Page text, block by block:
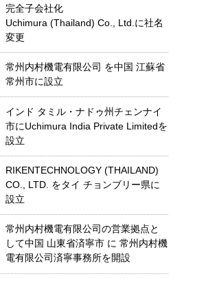
完全子会社化
Uchimura (Thailand) Co., Ltd.に社名
変更
常州内村機電有限公司 を中国 江蘇省
常州市に設立
インド タミル・ナドゥ州チェンナイ
市にUchimura India Private Limitedを
設立
RIKENTECHNOLOGY (THAILAND)
CO., LTD. をタイ チョンブリー県に
設立
常州内村機電有限公司の営業拠点と
して中国 山東省済寧市 に 常州内村機
電有限公司済寧事務所を開設